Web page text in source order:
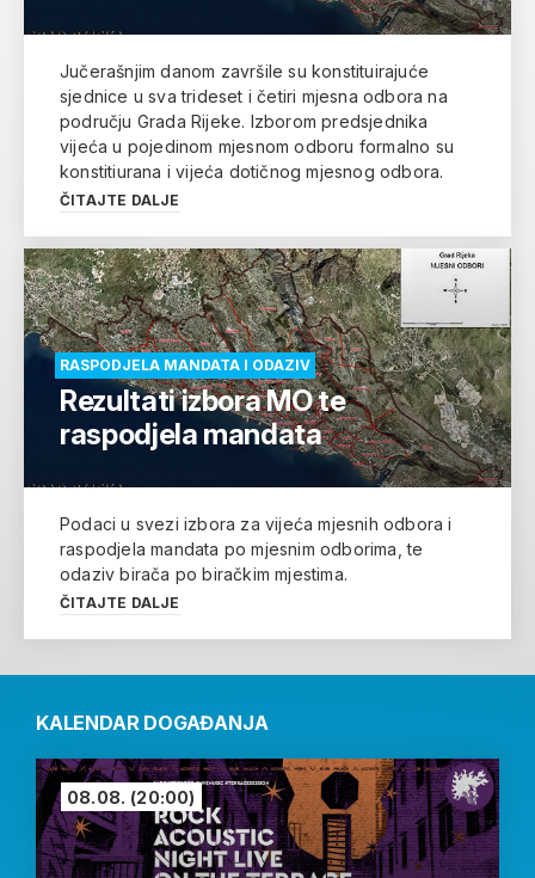
Jučerašnjim danom završile su konstituirajuće
sjednice u sva trideset i četiri mjesna odbora na
području Grada Rijeke. Izborom predsjednika
vijeća u pojedinom mjesnom odboru formalno su
konstitiurana i vijeća dotičnog mjesnog odbora.
ČITAJTE DALJE
RASPODJELA MANDATA I ODAZIV
Rezultati izbora MO te
raspodjela mandata
Podaci u svezi izbora za vijeća mjesnih odbora i
raspodjela mandata po mjesnim odborima, te
odaziv birača po biračkim mjestima.
ČITAJTE DALJE
KALENDAR DOGAĐANJA
08.08. (20:00)